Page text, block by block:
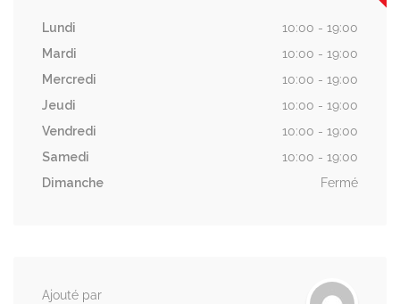
Lundi
10:00 - 19:00
Mardi
10:00 - 19:00
Mercredi
10:00 - 19:00
Jeudi
10:00 - 19:00
Vendredi
10:00 - 19:00
Samedi
10:00 - 19:00
Dimanche
Fermé
Ajouté par